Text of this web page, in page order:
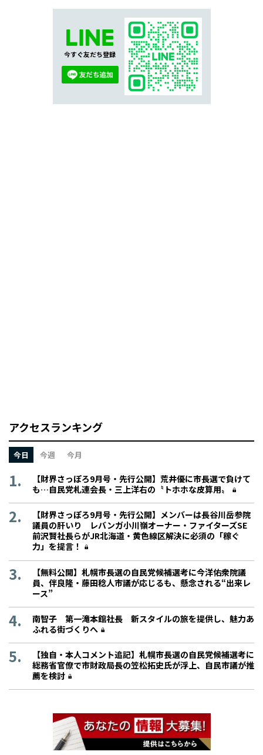
今すぐ友だち登録
アクセスランキング
今日 今週 今月
【財界さっぽろ9月号・先行公開】荒井優に市長選で負けて
も…自民党札連会長・三上洋右の〝トホホな皮算用〟
【財界さっぽろ9月号・先行公開】メンバーは長谷川岳参院
議員の肝いり レバンガ小川嶺オーナー・ファイターズSE
前沢賢社長らがJR北海道・黄色線区解決に必須の「稼ぐ
力」を提言！
【無料公開】札幌市長選の自民党候補選考に今洋佑衆院議
員、伴良隆・藤田稔人市議が応じるも、懸念される“出来レ
ース”
南智子 第一滝本館社長 新スタイルの旅を提供し、魅力あ
ふれる街づくりへ
【独自・本人コメント追記】札幌市長選の自民党候補選考に
総務省官僚で市財政局長の笠松拓史氏が浮上、自民市議が推
薦を検討